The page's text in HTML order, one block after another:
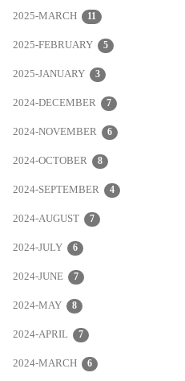
2025-MARCH 11
2025-FEBRUARY 5
2025-JANUARY 3
2024-DECEMBER 7
2024-NOVEMBER 6
2024-OCTOBER 8
2024-SEPTEMBER 4
2024-AUGUST 7
2024-JULY 6
2024-JUNE 7
2024-MAY 8
2024-APRIL 7
2024-MARCH 6